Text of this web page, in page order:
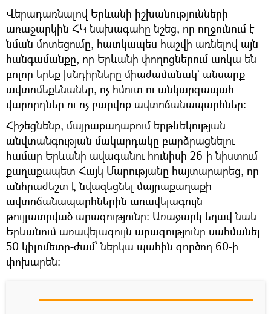
Վերադառնալով Երևանի իշխանությունների
առաջարկին ՀԿ նախագահը նշեց, որ ողջունում է
նման մոտեցումը, հատկապես հաշվի առնելով այն
հանգամանքը, որ Երևանի փողոցներում առկա են
բոլոր երեք խնդիրները միաժամանակ` անսարք
ավտոմեքենաներ, ոչ հմուտ ու անկարգապահ
վարորդներ ու ոչ բարվոք ավտոճանապարհներ։
Հիշեցնենք, մայրաքաղաքում երթևեկության
անվտանգության մակարդակը բարձրացնելու
համար Երևանի ավագանու հունիսի 26-ի նիստում
քաղաքապետ Հայկ Մարությանը հայտարարեց, որ
անհրաժեշտ է նվազեցնել մայրաքաղաքի
ավտոճանապարհներին առավելագույն
թույլատրված արագությունը։ Առաջարկ եղավ նաև
Երևանում առավելագույն արագությունը սահմանել
50 կիլոմետր-ժամ՝ ներկա պահին գործող 60-ի
փոխարեն։